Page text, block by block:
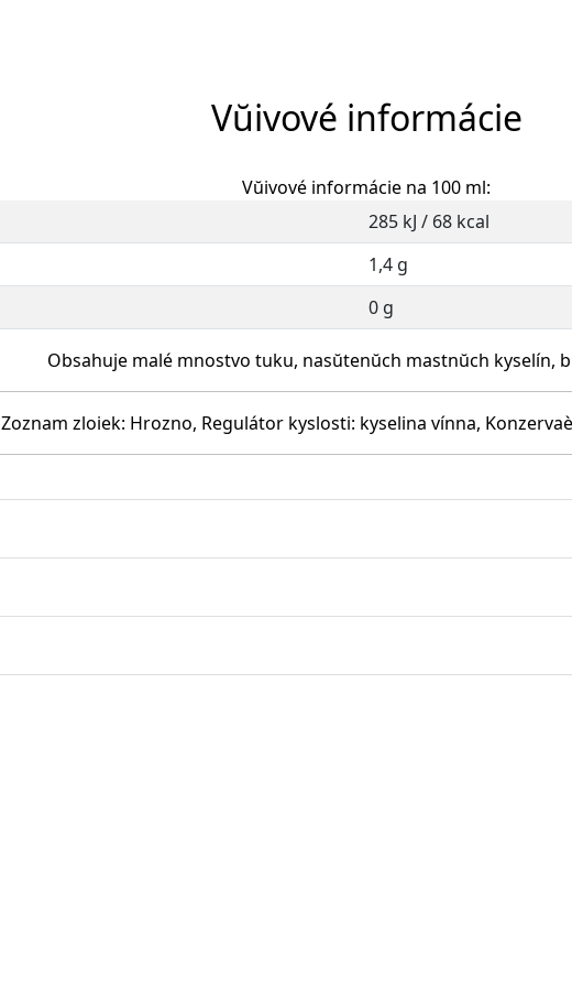
Vŭivové informácie
Vŭivové informácie na 100 ml:
285 kJ / 68 kcal
1,4 g
0 g
Obsahuje malé mnostvo tuku, nasŭtenŭch mastnŭch kyselín,
Zoznam zloiek: Hrozno, Regulátor kyslosti: kyselina vínna,